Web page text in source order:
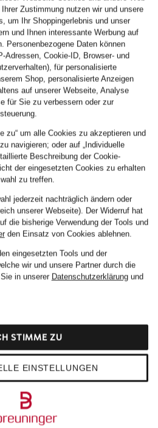
harbour
Ihrer Zustimmung nutzen wir und unsere
um Ihr Shoppingerlebnis und unser
und Ihnen interessante Werbung auf
Personenbezogene Daten können
Adressen, Cookie-ID, Browser- und
für personalisierte
Shop, personalisierte Anzeigen
auf unserer Webseite, Analyse
für Sie zu verbessern oder zur
zu“ um alle Cookies zu akzeptieren und
navigieren; oder auf „Individuelle
Beschreibung der Cookie-
der eingesetzten Cookies zu erhalten
zu treffen.
jederzeit nachträglich ändern oder
unserer Webseite). Der Widerruf hat
die bisherige Verwendung der Tools und
den Einsatz von Cookies ablehnen.
eingesetzten Tools und der
wir und unsere Partner durch die
in unserer Datenschutzerklärungund
EINSTELLUNGEN
STIMME ZU